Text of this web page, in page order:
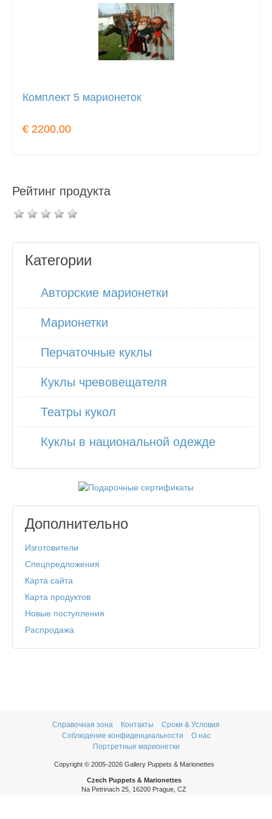
Комплект 5 марионеток
€ 2200.00
Рейтинг продукта
Категории
Авторские марионетки
Марионетки
Перчаточные куклы
Куклы чревовещателя
Театры кукол
Куклы в национальной одежде
Дополнительно
Изготовители
Спецпредложения
Карта сайта
Карта продуктов
Новые поступления
Распродажа
Справочная зона Контакты
Сроки & Условия
Соблюдение конфиденциальности
О нас
Портретные марионетки
Copyright © 2005-2026 Gallery Puppets & Marionettes
Czech Puppets & Marionettes
Na Petrinach 25, 16200 Prague, CZ